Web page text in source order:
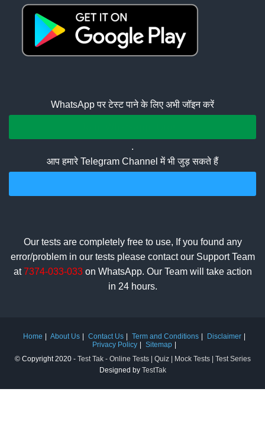
WhatsApp पर टेस्ट पाने के लिए अभी जॉइन करें
.
आप हमारे Telegram Channel में भी जुड़ सकते हैं
Our tests are completely free to use, If you found any
error/problem in our tests please contact our Support Team
at7374-033-033on WhatsApp. Our Team will take action
in 24 hours.
Home About Us Contact Us Term and Conditions
Disclaimer
Privacy Policy
Sitemap
© Copyright 2020 - Test Tak - Online Tests | Quiz | Mock Tests | Test Series
Designed by TestTak